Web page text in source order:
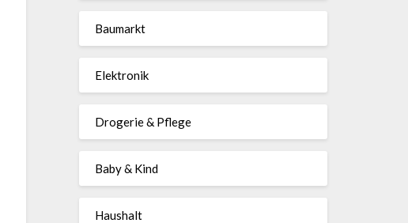
Baumarkt
Elektronik
Drogerie & Pflege
Baby & Kind
Haushalt